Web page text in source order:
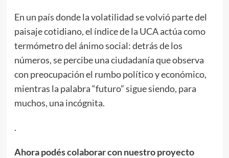
En un país donde la volatilidad se volvió parte del
paisaje cotidiano, el índice de la UCA actúa como
termómetro del ánimo social: detrás de los
números, se percibe una ciudadanía que observa
con preocupación el rumbo político y económico,
mientras la palabra “futuro” sigue siendo, para
muchos, una incógnita.
.
Ahora podés colaborar con nuestro proyecto